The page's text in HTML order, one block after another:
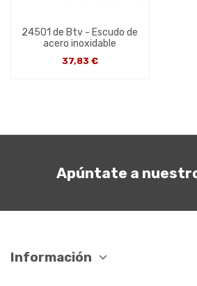
24501 de Btv - Escudo de
acero inoxidable
37,83 €
Apúntate a
Información